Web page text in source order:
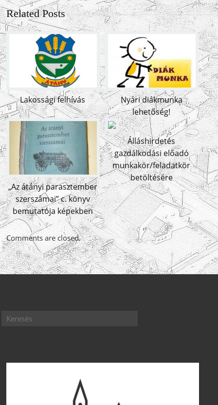
Related Posts
Lakossági felhívás
Nyári diákmunka
lehetőség!
„Az átányi parasztember
szerszámai” c. könyv
bemutatója képekben
Álláshirdetés
gazdálkodási előadó
munkakör/feladatkör
betöltésére
Comments are closed.